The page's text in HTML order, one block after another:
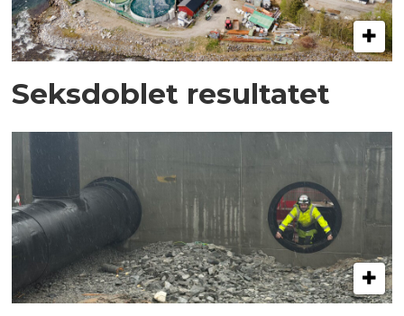
Seksdoblet resultatet